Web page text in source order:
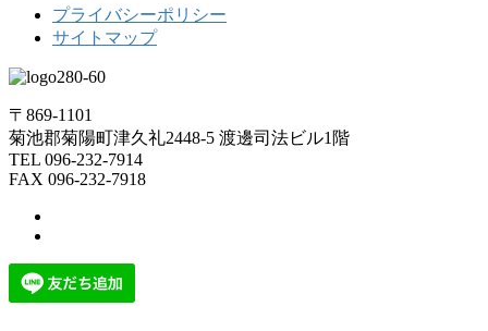
プライバシーポリシー
サイトマップ
〒869-1101
菊池郡菊陽町津久礼2448-5 渡邊司法ビル1階
TEL 096-232-7914
FAX 096-232-7918